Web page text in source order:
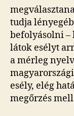
tudja
befolyásolni –
látok esélyt
a mérleg
esély, elég
megőrzés